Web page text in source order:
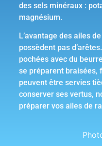
des sels minéraux :
magnésium.
L’avantage des ailes
possèdent pas
pochées avec du
se préparent braisées,
peuvent être servies
conserver ses vertus,
préparer vos ailes de